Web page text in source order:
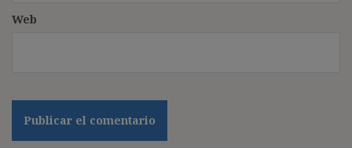
Web